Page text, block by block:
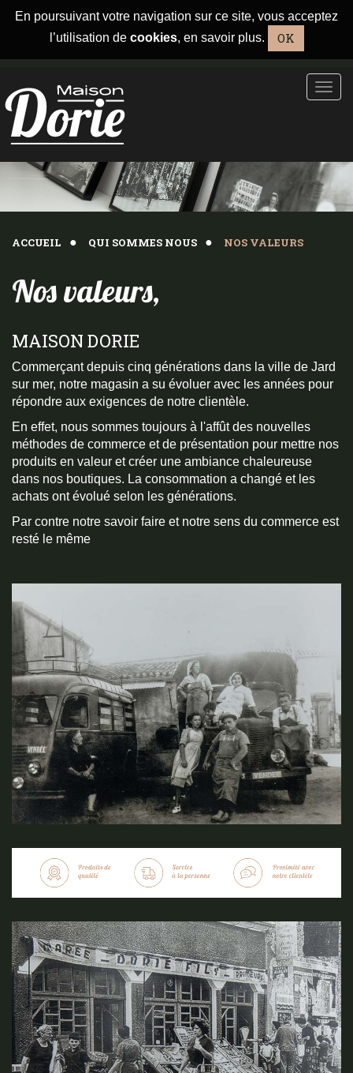
En poursuivant votre navigation sur ce site, vous acceptez
l’utilisation de cookies, en savoir plus. OK
ACCUEIL QUI SOMMES NOUS NOS VALEURS
Nos valeurs,
MAISON DORIE
Commerçant depuis cinq générations dans la ville de Jard
sur mer, notre magasin a su évoluer avec les années pour
répondre aux exigences de notre clientèle.
En effet, nous sommes toujours à l'affût des nouvelles
méthodes de commerce et de présentation pour mettre nos
produits en valeur et créer une ambiance chaleureuse
dans nos boutiques. La consommation a changé et les
achats ont évolué selon les générations.
Par contre notre savoir faire et notre sens du commerce est
resté le même